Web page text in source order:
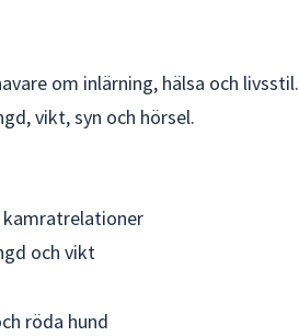
om inlärning, hälsa och livsstil.
vikt, syn och hörsel.
kamratrelationer
och vikt
röda hund